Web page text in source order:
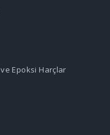
Epoksi Harçlar